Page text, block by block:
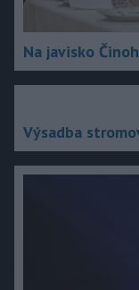
Na javisko
Výsadba